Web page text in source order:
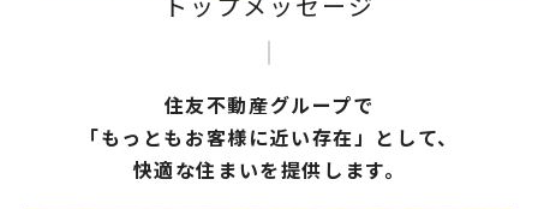
お問い合わせ総合窓口
ニュースリリース/お知らせ一覧
プライバシーポリシー
情報セキュリティ基本方針
一般事業主行動計画
住友不動産グループで
「もっともお客様に近い存在」として、
快適な住まいを提供します。